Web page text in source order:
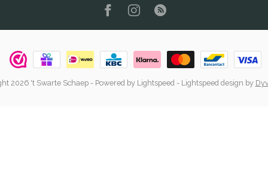
2026 't Swarte Schaep- Powered by Lightspeed - Lightspeed design by